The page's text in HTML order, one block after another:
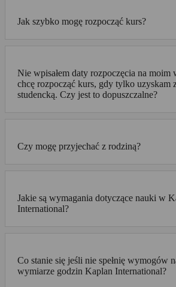
Jak szybko mogę rozpocząć kurs?
Nie wpisałem daty rozpoczęcia na moim
chcę rozpocząć kurs, gdy tylko uzyskam
studencką. Czy jest to dopuszczalne?
Czy mogę przyjechać z rodziną?
Jakie są wymagania dotyczące nauki w
International?
Co stanie się jeśli nie spełnię wymogów
wymiarze godzin Kaplan International?